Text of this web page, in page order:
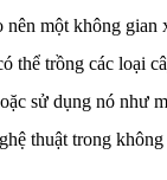
nên một không gian
thể trồng các loại
sử dụng nó như
thuật trong không